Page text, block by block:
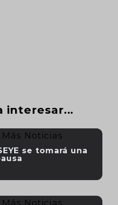
interesar...
se tomará una